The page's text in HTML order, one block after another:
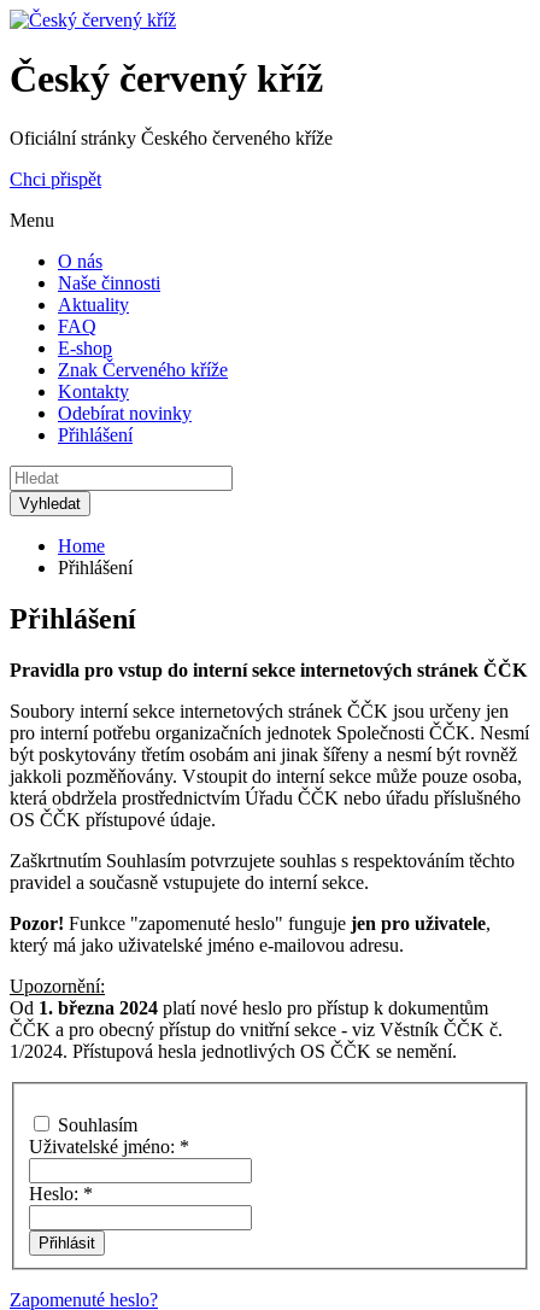
Český červený kříž
Oficiální stránky Českého červeného kříže
Chci přispět
Menu
O nás
Naše činnosti
Aktuality
FAQ
E-shop
Znak Červeného kříže
Kontakty
Odebírat novinky
Přihlášení
Home
Přihlášení
Přihlášení
Pravidla pro vstup do interní sekce internetových stránek ČČK
Soubory interní sekce internetových stránek ČČK jsou určeny jen
pro interní potřebu organizačních jednotek Společnosti ČČK. Nesmí
být poskytovány třetím osobám ani jinak šířeny a nesmí být rovněž
jakkoli pozměňovány. Vstoupit do interní sekce může pouze osoba,
která obdržela prostřednictvím Úřadu ČČK nebo úřadu příslušného
OS ČČK přístupové údaje.
Zaškrtnutím Souhlasím potvrzujete souhlas s respektováním těchto
pravidel a současně vstupujete do interní sekce.
Pozor! Funkce "zapomenuté heslo" funguje jen pro uživatele,
který má jako uživatelské jméno e-mailovou adresu.
Upozornění:
Od 1. března 2024 platí nové heslo pro přístup k dokumentům
ČČK a pro obecný přístup do vnitřní sekce - viz Věstník ČČK č.
1/2024. Přístupová hesla jednotlivých OS ČČK se nemění.
Souhlasím
Uživatelské jméno: *
Heslo: *
Zapomenuté heslo?